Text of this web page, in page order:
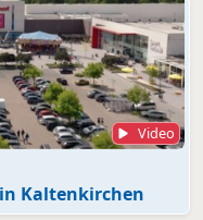
Video
Kaltenkirchen